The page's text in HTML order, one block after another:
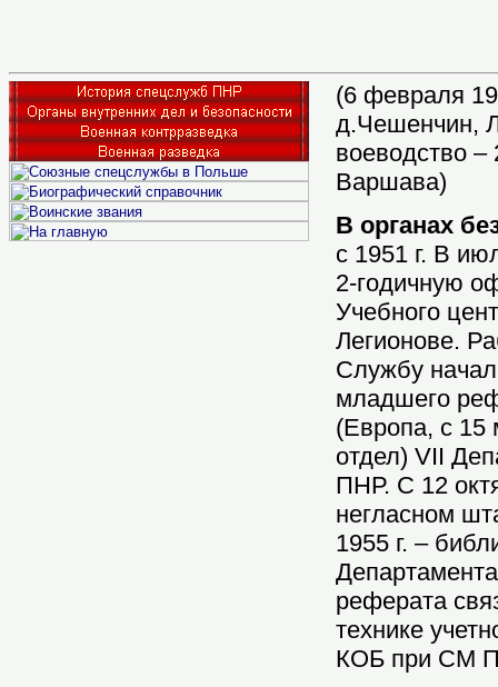
(6 февраля
д.Чешенчин,
воеводство –
Варшава)
В органах
с 1951 г. В
2-годичную
Учебного
Легионове.
Службу
младшего
(Европа, с 15
отдел) VII
ПНР. С 12
негласном
1955 г. –
реферата
технике
КОБ при СМ